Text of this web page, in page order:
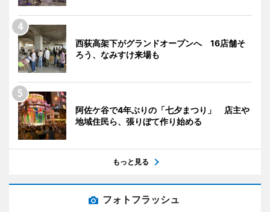
西荻高架下がグランドオープンへ 16店舗そ
ろう、なみすけ来場も
阿佐ケ谷で4年ぶりの「七夕まつり」 店主や
地域住民ら、張りぼて作り始める
もっと見る
フォトフラッシュ